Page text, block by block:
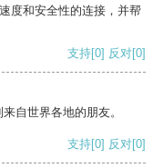
度和安全性的连接，并帮
支持[0] 反对[0]
自世界各地的朋友。
支持[0] 反对[0]